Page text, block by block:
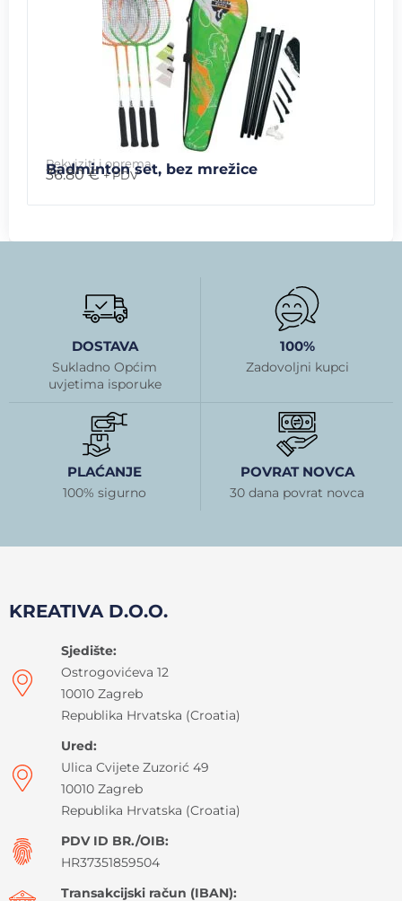
Rekviziti i oprema
Badminton set, bez mrežice
36.80€ + PDV
DOSTAVA
Sukladno Općim
uvjetima isporuke
100%
Zadovoljni kupci
PLAĆANJE
100% sigurno
POVRAT NOVCA
30 dana povrat novca
KREATIVA D.O.O.
Sjedište:
Ostrogovićeva 12
10010 Zagreb
Republika Hrvatska (Croatia)
Ured:
Ulica Cvijete Zuzorić 49
10010 Zagreb
Republika Hrvatska (Croatia)
PDV ID BR./OIB:
HR37351859504
Transakcijski račun (IBAN):